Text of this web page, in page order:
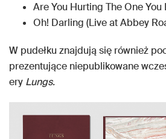
Are You Hurting The One You
Oh! Darling (Live at Abbey
W pudełku znajdują się również
prezentujące niepublikowane
ery Lungs.